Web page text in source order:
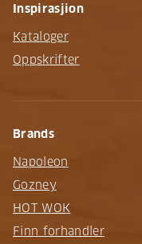
Inspirasjion
Kataloger
Oppskrifter
Brands
Napoleon
Gozney
HOT WOK
Finn forhandler